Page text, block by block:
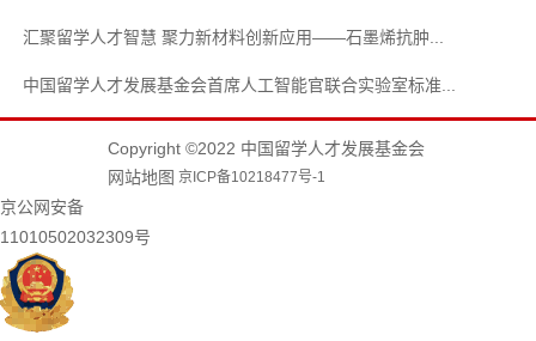
汇聚留学人才智慧 聚力新材料创新应用——石墨烯抗肿...
中国留学人才发展基金会首席人工智能官联合实验室标准...
Copyright ©2022 中国留学人才发展基金会
网站地图 京ICP备10218477号-1
京公网安备
11010502032309号